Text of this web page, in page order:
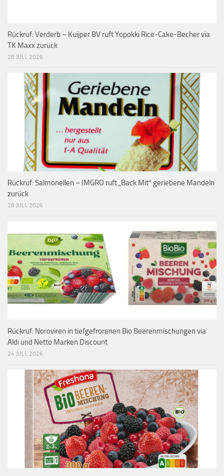
Rückruf: Verderb – Kuijper BV ruft Yopokki Rice-Cake-Becher via
TK Maxx zurück
28 JULI, 2026
Rückruf: Salmonellen – IMGRO ruft „Back Mit“ geriebene Mandeln
zurück
28 JULI, 2026
Rückruf: Noroviren in tiefgefrorenen Bio Beerenmischungen via
Aldi und Netto Marken Discount
24 JULI, 2026